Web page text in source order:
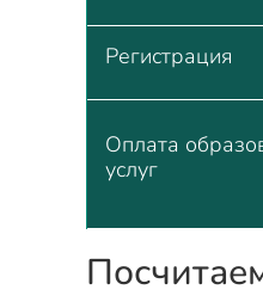
Регистрация
Оплата
услуг